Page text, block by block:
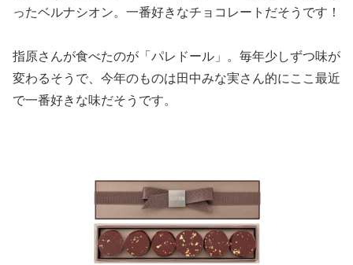
ったベルナシオン。一番好きなチョコレートだそうです！
指原さんが食べたのが「パレドール」。毎年少しずつ味が
変わるそうで、今年のものは田中みな実さん的にここ最近
で一番好きな味だそうです。